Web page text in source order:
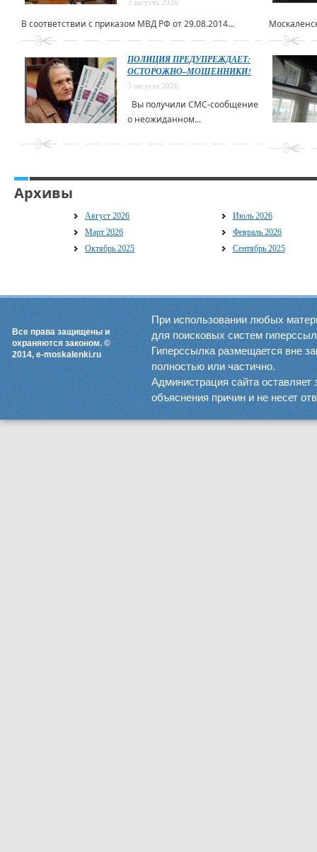
3 августа 2026
В соответствии с приказом МВД РФ от 29.08.2014...
ПОЛИЦИЯ ПРЕДУПРЕЖДАЕТ:
ОСТОРОЖНО–МОШЕННИКИ!
3 августа 2026
Вы получили СМС-сообщение
о неожиданном...
Архивы
Август 2026
Июль 2026
Март 2026
Февраль 2026
Октябрь 2025
Сентябрь 2025
Все права защищены и
охраняются законом. ©
2014, e-moskalenki.ru
При использовании любых
для поисковых систем
Гиперссылка размещается вне
полностью или частично.
Администрация сайта оставляет
объяснения причин и не несет